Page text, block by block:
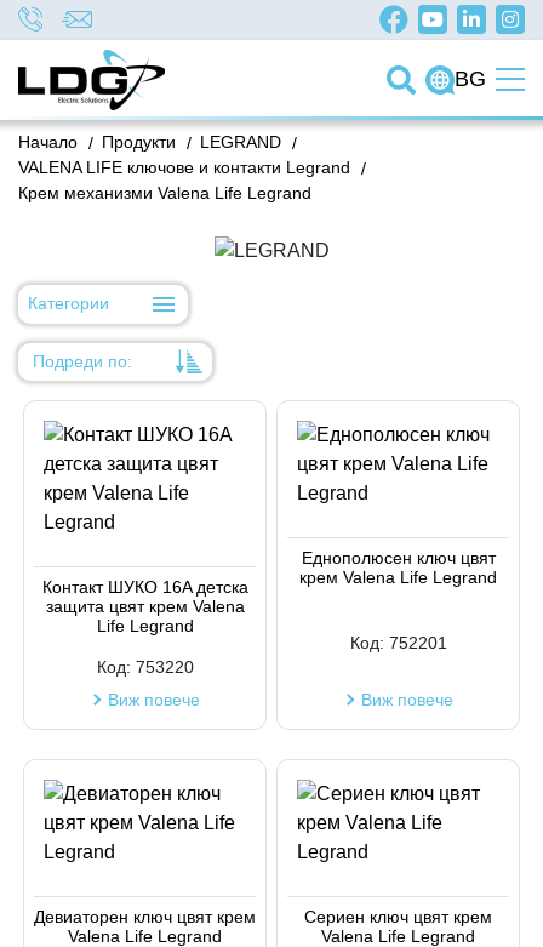
BG
/
Начало /
Продукти /
LEGRAND
/
VALENA LIFE ключове и контакти Legrand
Крем механизми Valena Life Legrand
Категории
Подреди по:
Име
Код на артикул
Код на артикул
Контакт ШУКО 16A детска
защита цвят крем Valena
Life Legrand
Код: 753220
Виж повече
Еднополюсен ключ цвят
крем Valena Life Legrand
Код: 752201
Виж повече
Девиаторен ключ цвят крем
Valena Life Legrand
Сериен ключ цвят крем
Valena Life Legrand